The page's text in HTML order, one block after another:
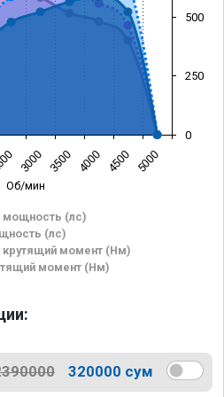
Об/мин
мощность (лс)
(лс)
крутящий момент (Нм)
момент (Нм)
3000 3500 4000 4500 5000
0
250
500
320000 сум